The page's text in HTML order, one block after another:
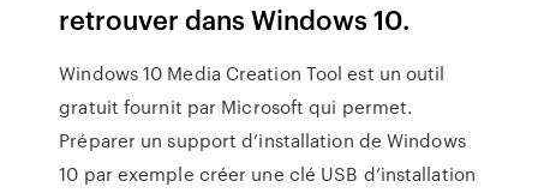
retrouver dans Windows 10.
Windows 10 Media Creation Tool est un outil
gratuit fournit par Microsoft qui permet.
Préparer un support d’installation de Windows
10 par exemple créer une clé USB d’installation